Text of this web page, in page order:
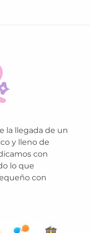
la llegada de un
y lleno de
con
lo que
con